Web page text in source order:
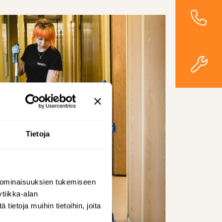
Tietoja
tukemiseen
alan
tietoja muihin tietoihin, joita